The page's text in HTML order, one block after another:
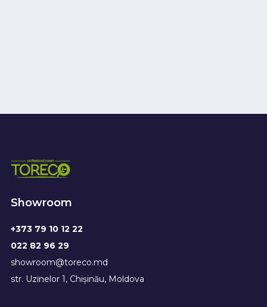
Showroom
+373 79 10 12 22
022 82 96 29
showroom@toreco.md
str. Uzinelor 1, Chișinău, Moldova